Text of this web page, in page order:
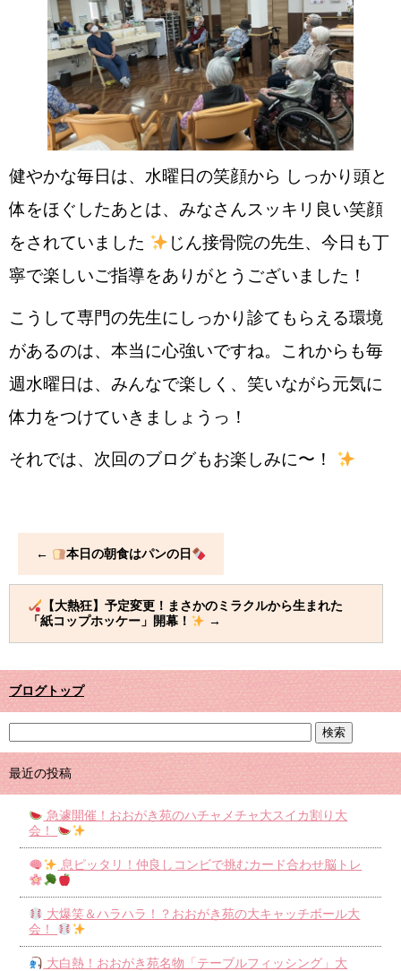
健やかな毎日は、水曜日の笑顔から しっかり頭と
体をほぐしたあとは、みなさんスッキリ良い笑顔
をされていました
じん接骨院の先生、今日も丁
寧で楽しいご指導をありがとうございました！
こうして専門の先生にしっかり診てもらえる環境
があるのは、本当に心強いですね。これからも毎
週水曜日は、みんなで楽しく、笑いながら元気に
体力をつけていきましょうっ！
それでは、次回のブログもお楽しみに〜！
← 本日の朝食はパンの日
【大熱狂】予定変更！まさかのミラクルから生まれた
「紙コップホッケー」開幕！
→
ブログトップ
最近の投稿
急遽開催！おおがき苑のハチャメチャ大スイカ割り大
会！
息ピッタリ！仲良しコンビで挑むカード合わせ脳トレ
大爆笑＆ハラハラ！？おおがき苑の大キャッチボール大
会！
大白熱！おおがき苑名物「テーブルフィッシング」大